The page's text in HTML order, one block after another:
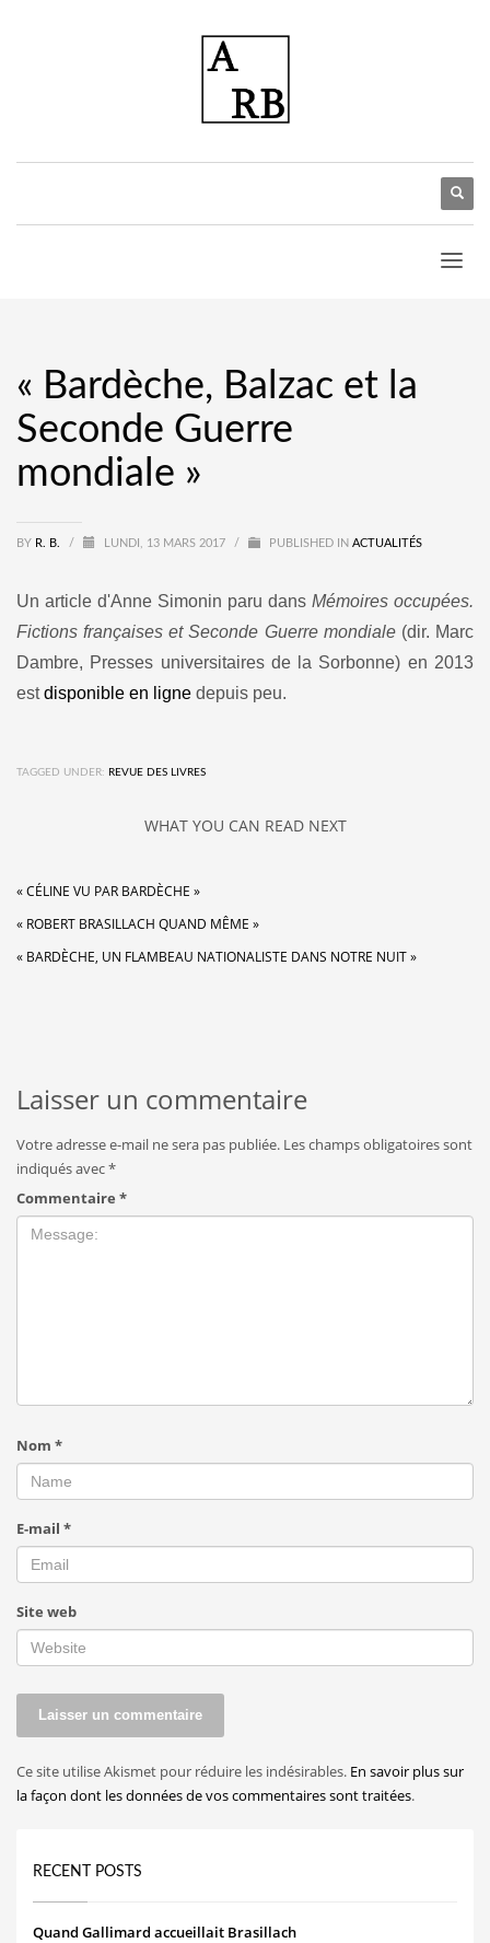
« Bardèche, Balzac et la
Seconde Guerre
mondiale »
BY R. B. / LUNDI, 13 MARS 2017 / PUBLISHED IN ACTUALITÉS
Un article d'Anne Simonin paru dans Mémoires occupées.
Fictions françaises et Seconde Guerre mondiale(dir. Marc
Dambre, Presses universitaires de la Sorbonne) en 2013
estdisponible en ligne depuis peu.
TAGGED UNDER: REVUE DES LIVRES
WHAT YOU CAN READ NEXT
« CÉLINE VU PAR BARDÈCHE »
« ROBERT BRASILLACH QUAND MÊME »
« BARDÈCHE, UN FLAMBEAU NATIONALISTE DANS NOTRE NUIT »
Laisser un commentaire
Votre adresse e-mail ne sera pas publiée. Les champs obligatoires sont
indiqués avec*
Commentaire *
Nom *
E-mail *
Site web
Ce site utilise Akismet pour réduire les indésirables. En savoir plus sur
la façon dont les données de vos commentaires sont traitées.
RECENT POSTS
Quand Gallimard accueillait Brasillach